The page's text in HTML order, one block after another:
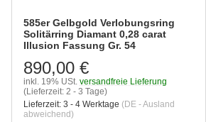
585er Gelbgold Verlobungsring
Solitärring Diamant 0,28 carat
Illusion Fassung Gr. 54
890,00 €
inkl. 19% USt. versandfreie Lieferung
(Lieferzeit: 2 - 3 Tage)
Lieferzeit: 3 - 4 Werktage (DE - Ausland
abweichend)